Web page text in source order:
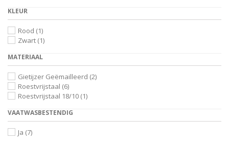
KLEUR
Rood (1)
Zwart (1)
MATERIAAL
Gietijzer Geëmailleerd (2)
Roestvrijstaal (6)
Roestvrijstaal 18/10 (1)
VAATWASBESTENDIG
Ja (7)